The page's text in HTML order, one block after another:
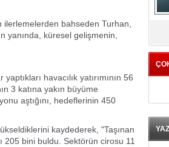
ilerlemelerden bahseden Turhan,
yanında, küresel gelişmenin,
havacılık yatırımının 56
3 katına yakın büyüme
aştığını, hedeflerinin 450
kaydederek, "Taşınan
205 bini buldu. Sektörün cirosu 11